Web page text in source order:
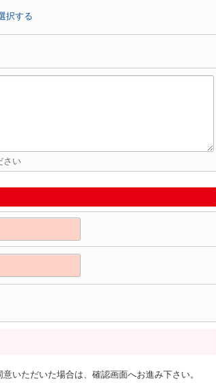
択する
さい
いただいた場合は、確認画面へお進み下さい。